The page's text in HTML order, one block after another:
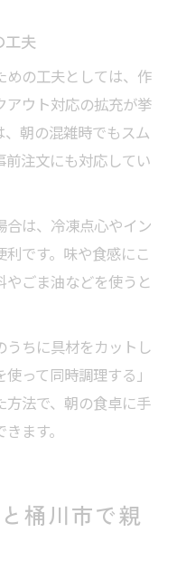
工夫
めの工夫としては、作
アウト対応の拡充が挙
朝の混雑時でもスム
注文にも対応してい
合は、冷凍点心やイン
です。味や食感にこ
ごま油などを使うと
うちに具材をカットし
って同時調理する」
方法で、朝の食卓に手
ます。
桶川市で親